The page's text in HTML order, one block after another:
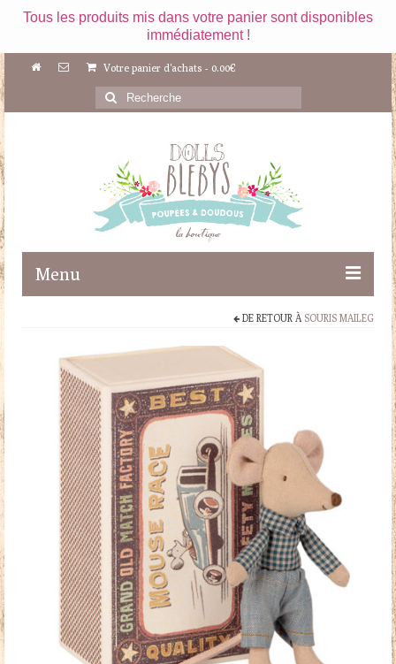
Tous les produits mis dans votre panier sont disponibles
immédiatement !
Votre panier d'achats - 0.00€
Rechercher
:
Menu
Maileg
Poupées
Doudous
Mobilier & Accessoires
Blog
Contact
Panier
DE RETOUR À SOURIS MAILEG